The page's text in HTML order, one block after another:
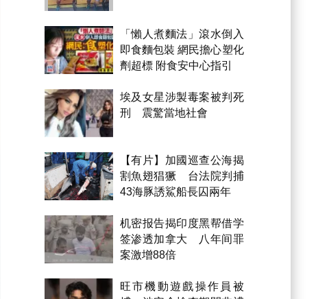
「懶人煮麵法」滾水倒入
即食麵包裝 網民擔心塑化
劑超標 附食安中心指引
埃及女星涉製毒案被判死
刑 震驚當地社會
【有片】加國巡查公海揭
割魚翅猖獗 台法院判捕
43海豚誘鯊船長囚兩年
机密报告揭印度黑帮借学
签渗透加拿大 八年间罪
案激增88倍
旺市機動遊戲操作員被